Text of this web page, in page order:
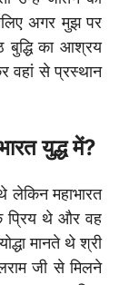
अगर मुझ पर
बुद्धि का आश्रय
वहां से प्रस्थान
युद्ध में?
लेकिन महाभारत
प्रिय थे और वह
मानते थे श्री
जी से मिलने